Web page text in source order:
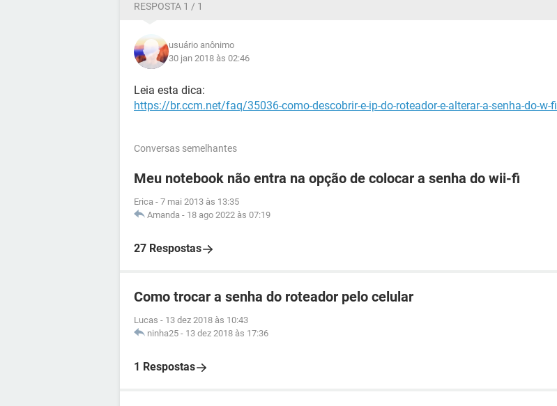
RESPOSTA 1 / 1
usuário anônimo
30 jan 2018 às 02:46
Leia esta dica:
https://br.ccm.net/faq/35036-como-descobrir-e-ip-do-roteador-e-alterar-a-senha-do-w-fi
Conversas semelhantes
Meu notebook não entra na opção de colocar a senha do wii-fi
Erica - 7 mai 2013 às 13:35
Amanda - 18 ago 2022 às 07:19
27 Respostas
Como trocar a senha do roteador pelo celular
Lucas - 13 dez 2018 às 10:43
ninha25 - 13 dez 2018 às 17:36
1 Respostas